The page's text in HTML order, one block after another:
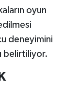
oyun
deneyimini
belirtiliyor.